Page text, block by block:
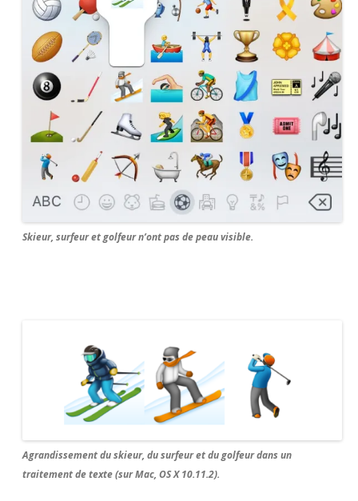
Skieur, surfeur et golfeur n’ont pas de peau visible.
Agrandissement du skieur, du surfeur et du golfeur dans un
traitement de texte (sur Mac, OS X 10.11.2).